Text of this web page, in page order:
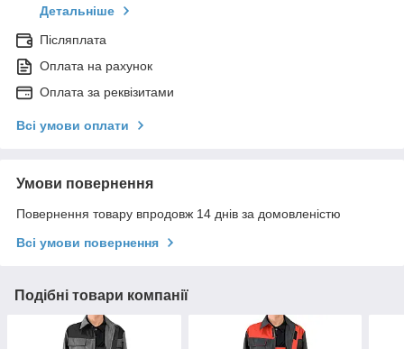
Детальніше
Післяплата
Оплата на рахунок
Оплата за реквізитами
Всі умови оплати
Умови повернення
Повернення товару впродовж 14 днів за домовленістю
Всі умови повернення
Подібні товари компанії